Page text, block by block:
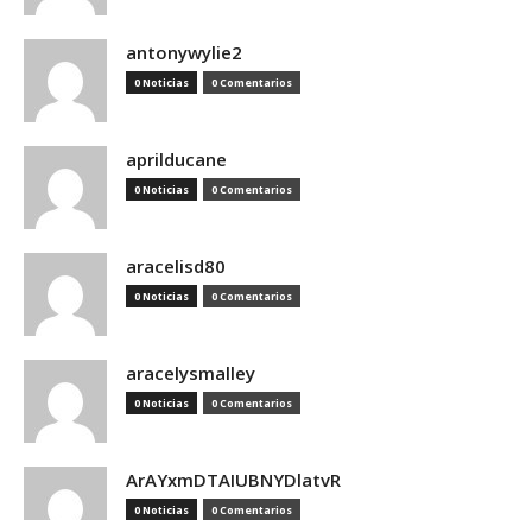
antonywylie2
0 Noticias 0 Comentarios
aprilducane
0 Noticias 0 Comentarios
aracelisd80
0 Noticias 0 Comentarios
aracelysmalley
0 Noticias 0 Comentarios
ArAYxmDTAIUBNYDlatvR
0 Noticias 0 Comentarios